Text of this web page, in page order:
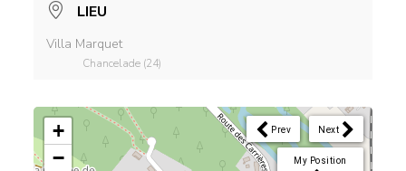
LIEU
Villa Marquet
Chancelade (24)
Next
Prev
My Position
+
−